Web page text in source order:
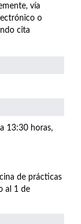
vía
o
cita
13:30 horas,
de prácticas
al 1 de